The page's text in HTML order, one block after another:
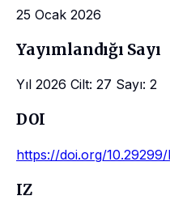
25 Ocak 2026
Yayımlandığı Sayı
Yıl 2026 Cilt: 27 Sayı: 2
DOI
https://doi.org/10.29299/
IZ